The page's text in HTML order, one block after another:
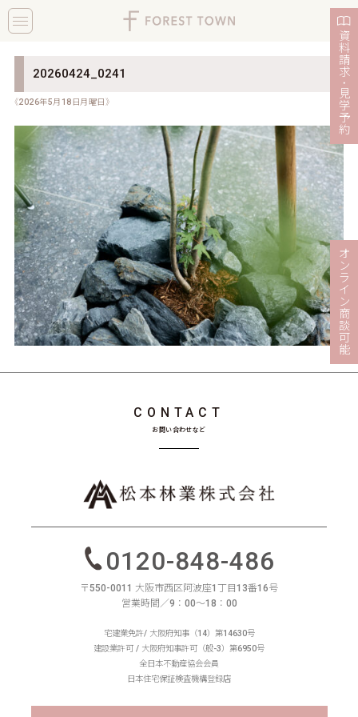
toggle
navigation
20260424_0241
《2026年5月18日月曜日》
CONTACT
お問い合わせなど
0120-848-486
〒550-0011 大阪市西区阿波座1丁目13番16号
営業時間／9：00〜18：00
宅建業免許/ 大阪府知事（14）第14630号
建設業許可 / 大阪府知事許可（般-3）第6950号
全日本不動産協会会員
日本住宅保証検査機構登録店
資
料
請
求
・
見
学
予
約
オ
ン
ラ
イ
ン
商
談
可
能